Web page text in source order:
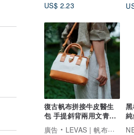
US$ 2.23
復古帆布拼接牛皮醫生
包 手提斜背兩用文青復
古手工製作
廣告
LEVAS | 帆布皮革製包